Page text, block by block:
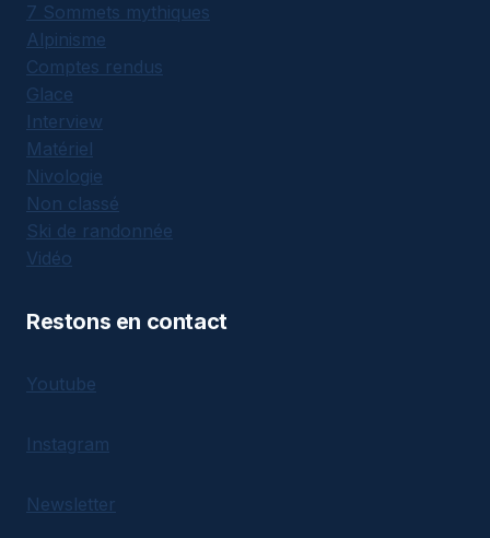
7 Sommets mythiques
Alpinisme
Comptes rendus
Glace
Interview
Matériel
Nivologie
Non classé
Ski de randonnée
Vidéo
Restons en contact
Youtube
Instagram
Newsletter